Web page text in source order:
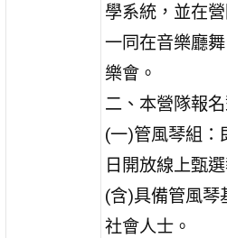
學系統，並在
一同在音樂廳
樂會。
二、本營隊報
(一)管風琴組：
日開放線上甄
(含)具備管風琴
社會人士。